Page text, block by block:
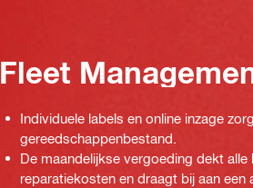
Fleet
Individuele labels en online inzage
gereedschappenbestand.
De maandelijkse vergoeding dekt
reparatiekosten en draagt bij aan